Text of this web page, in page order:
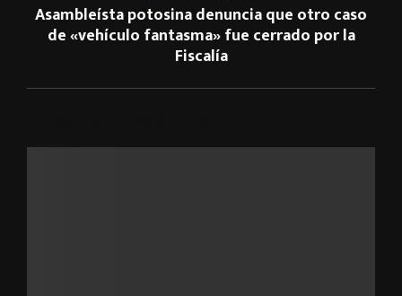
Asambleísta potosina denuncia que otro caso
de «vehículo fantasma» fue cerrado por la
Fiscalía